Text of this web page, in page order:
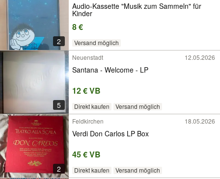
2
Audio-Kassette "Musik zum Sammeln" für
Kinder
8 €
Versand möglich
5
Neuenstadt 12.05.2026
Santana - Welcome - LP
12 € VB
Direkt kaufen Versand möglich
2
Feldkirchen 18.05.2026
Verdi Don Carlos LP Box
45 € VB
Direkt kaufen Versand möglich